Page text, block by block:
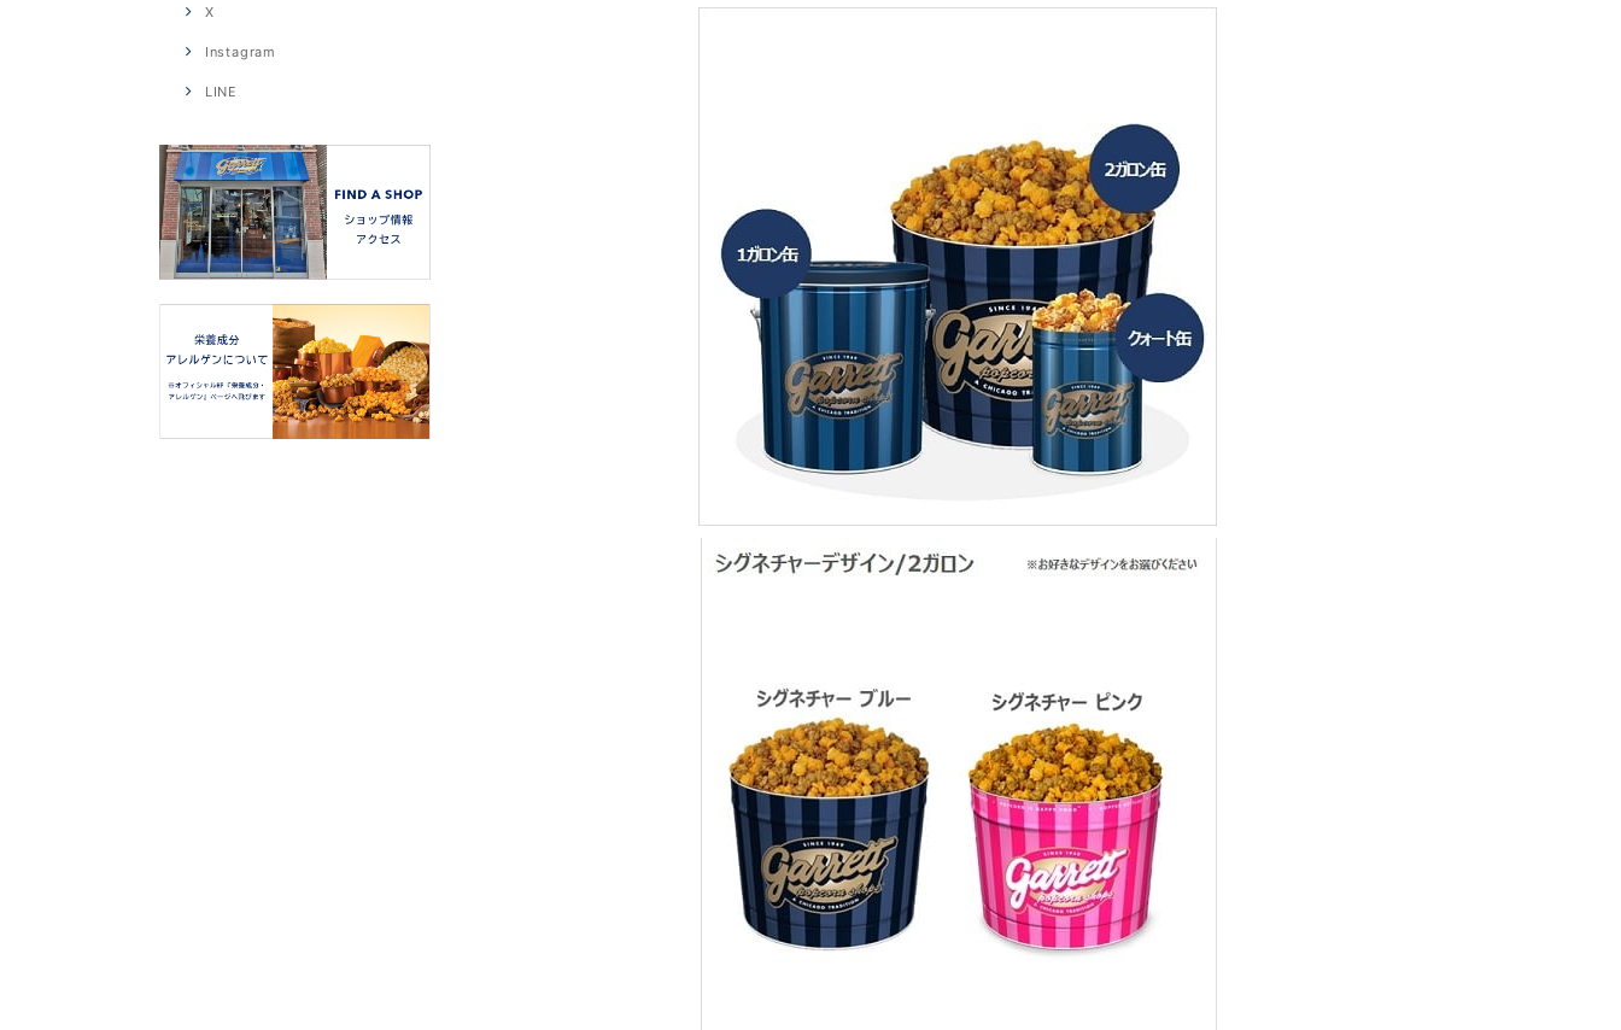
X
Instagram
LINE